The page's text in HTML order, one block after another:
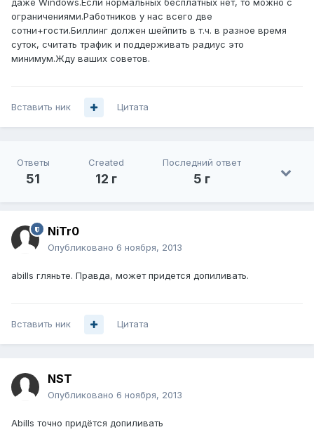
даже Windows.Если нормальных бесплатных нет, то можно с
ограничениями.Работников у нас всего две
сотни+гости.Биллинг должен шейпить в т.ч. в разное время
суток, считать трафик и поддерживать радиус это
минимум.Жду ваших советов.
Вставить ник Цитата
Ответы
51
Created
12 г
Последний ответ
5 г
NiTr0
Опубликовано 6 ноября, 2013
abills гляньте. Правда, может придется допиливать.
Вставить ник Цитата
NST
Опубликовано 6 ноября, 2013
Abills точно придётся допиливать